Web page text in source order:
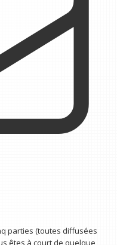
parties (toutes diffusées
êtes à court de quelque